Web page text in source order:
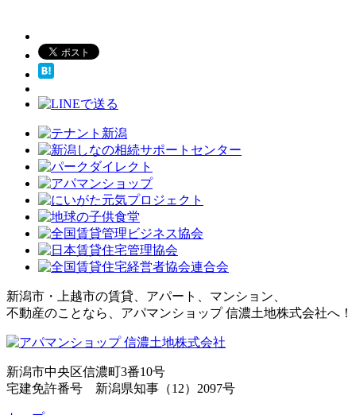
新潟市・上越市の賃貸、アパート、マンション、
不動産のことなら、アパマンショップ 信濃土地株式会社へ！
新潟市中央区信濃町3番10号
宅建免許番号 新潟県知事（12）2097号